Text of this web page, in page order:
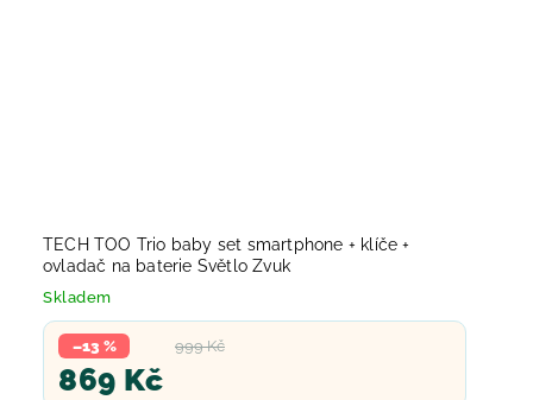
TECH TOO Trio baby set smartphone + klíče +
ovladač na baterie Světlo Zvuk
Skladem
999 Kč
–13 %
869 Kč